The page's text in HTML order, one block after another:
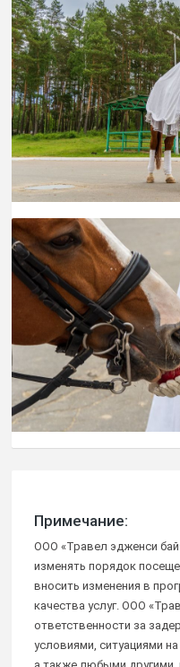
Примечание:
ООО «Травел эдженси
изменять порядок
вносить изменения в
качества услуг. ООО
ответственности за
условиями, ситуациями